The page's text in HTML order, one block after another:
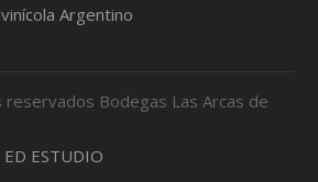
Argentino
Bodegas Las Arcas de
ED ESTUDIO